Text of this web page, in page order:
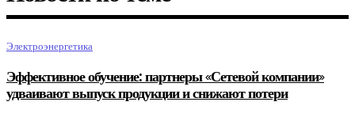
Электроэнергетика
Эффективное обучение: партнеры «Сетевой компании»
удваивают выпуск продукции и снижают потери